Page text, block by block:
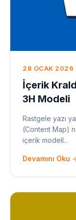
28 OCAK 2026
İçerik
3H Modeli
Rastgele yazı
(Content Map)
içerik modell...
Devamını Oku